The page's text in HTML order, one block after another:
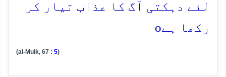
لئے دہکتی آگ کا عذاب تیار کر
رکھا ہےo
(al-Mulk, 67 : 5)